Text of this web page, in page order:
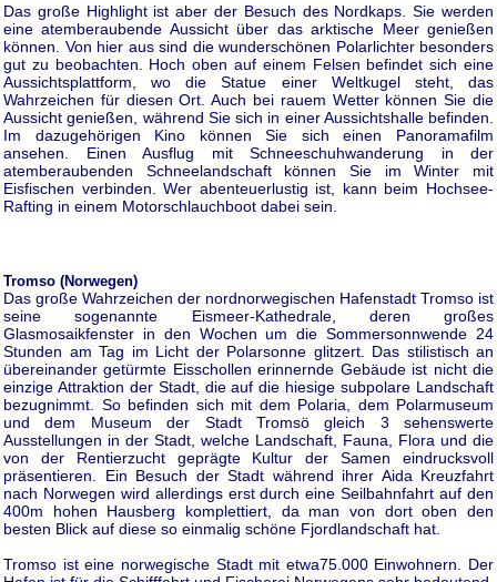
Das große Highlight ist aber der Besuch des Nordkaps. Sie werden
eine atemberaubende Aussicht über das arktische Meer genießen
können. Von hier aus sind die wunderschönen Polarlichter besonders
gut zu beobachten. Hoch oben auf einem Felsen befindet sich eine
Aussichtsplattform, wo die Statue einer Weltkugel steht, das
Wahrzeichen für diesen Ort. Auch bei rauem Wetter können Sie die
Aussicht genießen, während Sie sich in einer Aussichtshalle befinden.
Im dazugehörigen Kino können Sie sich einen Panoramafilm
ansehen. Einen Ausflug mit Schneeschuhwanderung in der
atemberaubenden Schneelandschaft können Sie im Winter mit
Eisfischen verbinden. Wer abenteuerlustig ist, kann beim Hochsee-
Rafting in einem Motorschlauchboot dabei sein.
Tromso (Norwegen)
Das große Wahrzeichen der nordnorwegischen Hafenstadt Tromso ist
seine sogenannte Eismeer-Kathedrale, deren großes
Glasmosaikfenster in den Wochen um die Sommersonnwende 24
Stunden am Tag im Licht der Polarsonne glitzert. Das stilistisch an
übereinander getürmte Eisschollen erinnernde Gebäude ist nicht die
einzige Attraktion der Stadt, die auf die hiesige subpolare Landschaft
bezugnimmt. So befinden sich mit dem Polaria, dem Polarmuseum
und dem Museum der Stadt Tromsö gleich 3 sehenswerte
Ausstellungen in der Stadt, welche Landschaft, Fauna, Flora und die
von der Rentierzucht geprägte Kultur der Samen eindrucksvoll
präsentieren. Ein Besuch der Stadt während ihrer Aida Kreuzfahrt
nach Norwegen wird allerdings erst durch eine Seilbahnfahrt auf den
400m hohen Hausberg komplettiert, da man von dort oben den
besten Blick auf diese so einmalig schöne Fjordlandschaft hat.
Tromso ist eine norwegische Stadt mit etwa75.000 Einwohnern. Der